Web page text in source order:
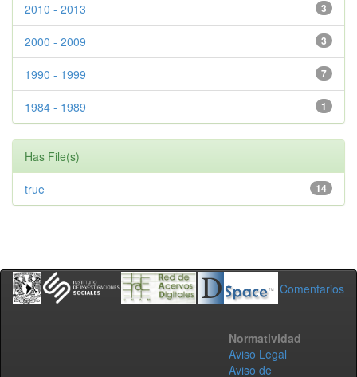
3
2010 - 2013
3
2000 - 2009
7
1990 - 1999
1
1984 - 1989
Has File(s)
14
true
Comentarios
Normatividad
Aviso Legal
Aviso de